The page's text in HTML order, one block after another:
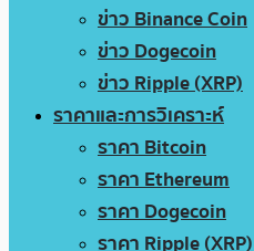
ข่าว Binance Coin
ข่าว Dogecoin
ข่าว Ripple (XRP)
ราคาและการวิเคราะห์
ราคา Bitcoin
ราคา Ethereum
ราคา Dogecoin
ราคา Ripple (XRP)